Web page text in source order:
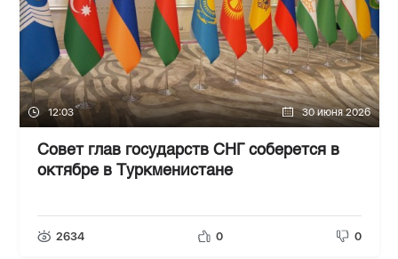
12:03 30 июня 2026
Совет глав государств СНГ соберется в
октябре в Туркменистане
2634 0 0